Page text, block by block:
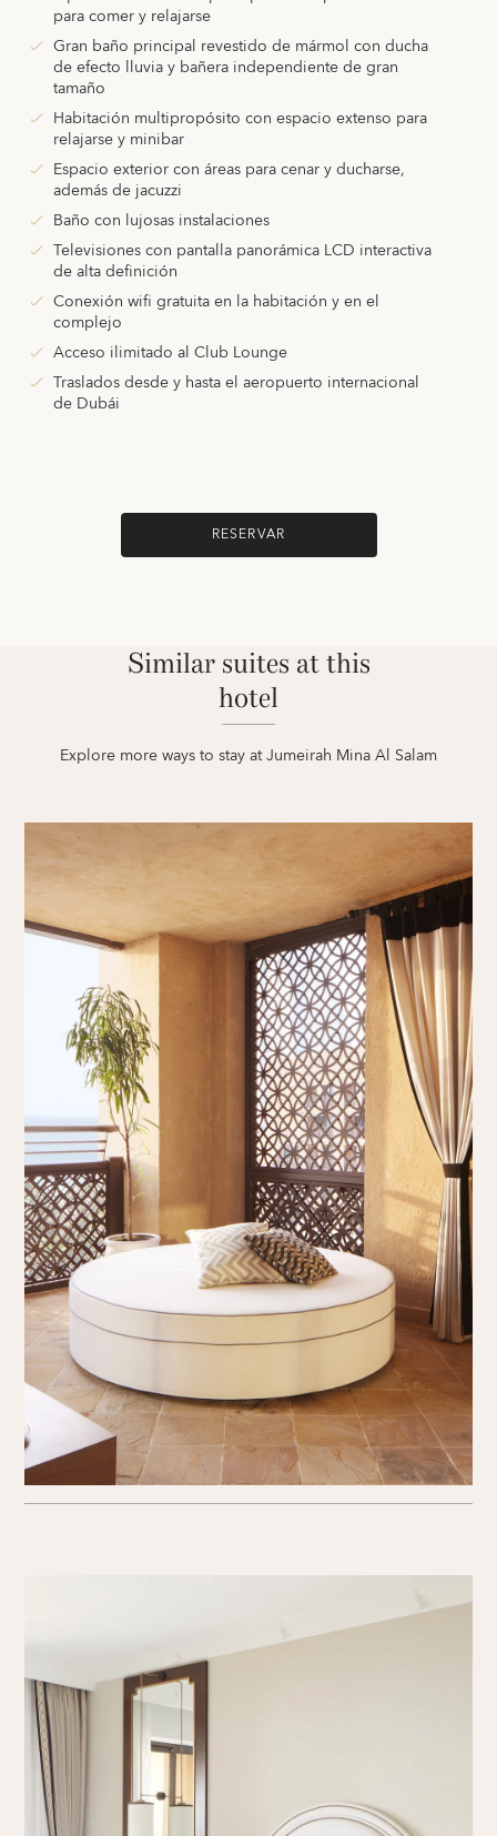
para comer y relajarse
Gran baño principal revestido de mármol con ducha
de efecto lluvia y bañera independiente de gran
tamaño
Habitación multipropósito con espacio extenso para
relajarse y minibar
Espacio exterior con áreas para cenar y ducharse,
además de jacuzzi
Baño con lujosas instalaciones
Televisiones con pantalla panorámica LCD interactiva
de alta definición
Conexión wifi gratuita en la habitación y en el
complejo
Acceso ilimitado al Club Lounge
Traslados desde y hasta el aeropuerto internacional
de Dubái
RESERVAR
Similar suites at this
hotel
Explore more ways to stay at Jumeirah Mina Al Salam